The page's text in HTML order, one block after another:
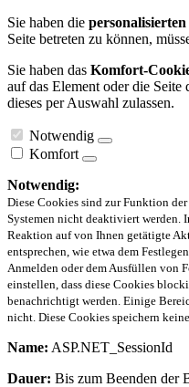
Sie haben die personalisierten
Seite betreten zu können,
Sie haben das Komfort-
auf das Element oder die Seite
dieses per Auswahl zulassen.
Notwendig
Komfort
Notwendig:
Diese Cookies sind zur Funktion
Systemen nicht deaktiviert werden.
Reaktion auf von Ihnen getätigte
entsprechen, wie etwa dem
Anmelden oder dem Ausfüllen von
einstellen, dass diese Cookies
benachrichtigt werden. Einige
nicht. Diese Cookies speichern
Name: ASP.NET_SessionId
Dauer: Bis zum Beenden der